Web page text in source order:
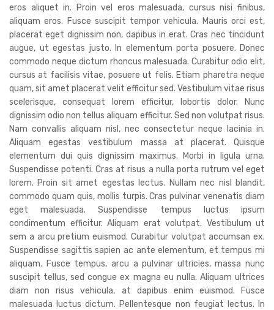
eros aliquet in. Proin vel eros malesuada, cursus nisi finibus,
aliquam eros. Fusce suscipit tempor vehicula. Mauris orci est,
placerat eget dignissim non, dapibus in erat. Cras nec tincidunt
augue, ut egestas justo. In elementum porta posuere. Donec
commodo neque dictum rhoncus malesuada. Curabitur odio elit,
cursus at facilisis vitae, posuere ut felis. Etiam pharetra neque
quam, sit amet placerat velit efficitur sed. Vestibulum vitae risus
scelerisque, consequat lorem efficitur, lobortis dolor. Nunc
dignissim odio non tellus aliquam efficitur. Sed non volutpat risus.
Nam convallis aliquam nisl, nec consectetur neque lacinia in.
Aliquam egestas vestibulum massa at placerat. Quisque
elementum dui quis dignissim maximus. Morbi in ligula urna.
Suspendisse potenti. Cras at risus a nulla porta rutrum vel eget
lorem. Proin sit amet egestas lectus. Nullam nec nisl blandit,
commodo quam quis, mollis turpis. Cras pulvinar venenatis diam
eget malesuada. Suspendisse tempus luctus ipsum
condimentum efficitur. Aliquam erat volutpat. Vestibulum ut
sem a arcu pretium euismod. Curabitur volutpat accumsan ex.
Suspendisse sagittis sapien ac ante elementum, et tempus mi
aliquam. Fusce tempus, arcu a pulvinar ultricies, massa nunc
suscipit tellus, sed congue ex magna eu nulla. Aliquam ultrices
diam non risus vehicula, at dapibus enim euismod. Fusce
malesuada luctus dictum. Pellentesque non feugiat lectus. In